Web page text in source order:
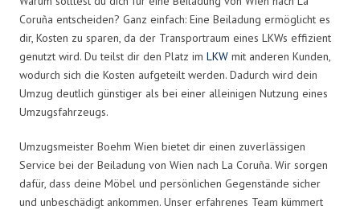
Coruña entscheiden? Ganz einfach: Eine Beiladung ermöglicht es
dir, Kosten zu sparen, da der Transportraum eines LKWs effizient
genutzt wird. Du teilst dir den Platz im LKW mit anderen Kunden,
wodurch sich die Kosten aufgeteilt werden. Dadurch wird dein
Umzug deutlich günstiger als bei einer alleinigen Nutzung eines
Umzugsfahrzeugs.
Umzugsmeister Boehm Wien bietet dir einen zuverlässigen
Service bei der Beiladung von Wien nach La Coruña. Wir sorgen
dafür, dass deine Möbel und persönlichen Gegenstände sicher
und unbeschädigt ankommen. Unser erfahrenes Team kümmert